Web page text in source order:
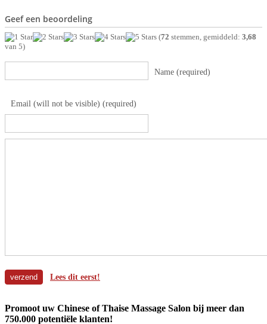
Geef een beoordeling
(72 stemmen, gemiddeld: 3,68
van 5)
Name (required)
Email (will not be visible) (required)
Lees dit eerst!
Promoot uw Chinese of Thaise Massage Salon bij meer dan
750.000 potentiële klanten!